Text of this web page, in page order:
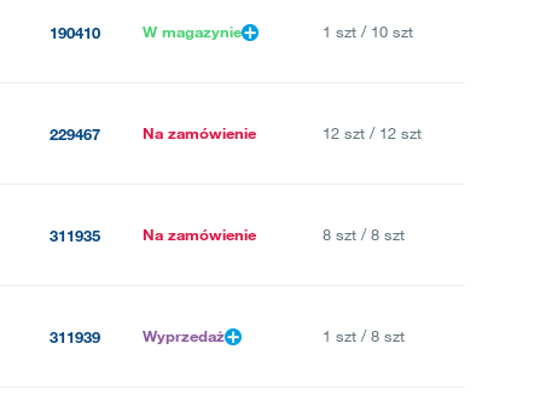
190410 W magazynie 1 szt / 10 szt
229467 Na zamówienie 12 szt / 12 szt
311935 Na zamówienie 8 szt / 8 szt
311939 Wyprzedaż 1 szt / 8 szt